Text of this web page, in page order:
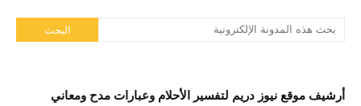
أرشيف موقع نيوز دريم لتفسير الأحلام وعبارات مدح ومعاني